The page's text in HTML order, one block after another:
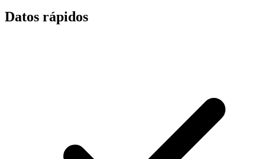
Datos rápidos